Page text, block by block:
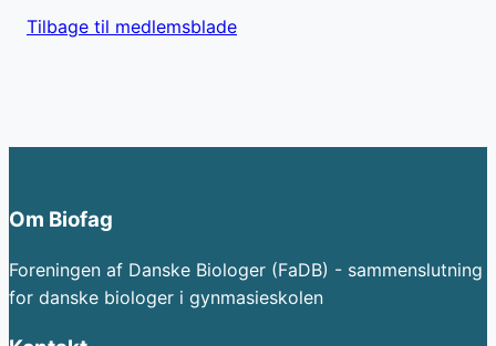
Tilbage til medlemsblade
Om Biofag
Foreningen af Danske Biologer (FaDB) - sammenslutning
for danske biologer i gynmasieskolen